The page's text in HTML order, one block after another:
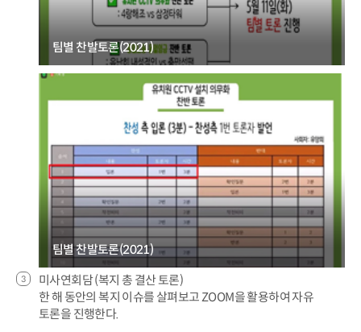
팀별 찬발토론(2021)
팀별 찬발토론(2021)
미사연회담 (복지 총 결산 토론)
한 해 동안의 복지 이슈를 살펴보고 ZOOM을 활용하여 자유
토론을 진행한다.